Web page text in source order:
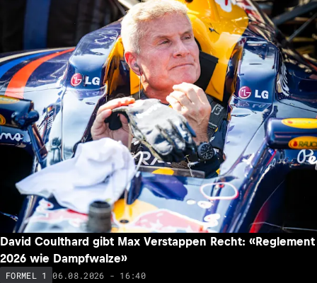
David Coulthard gibt Max Verstappen Recht: «Reglement
2026 wie Dampfwalze»
FORMEL 1 06.08.2026 - 16:40